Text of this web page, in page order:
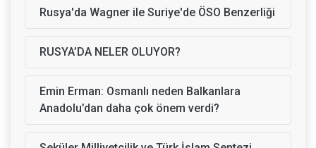
Rusya'da Wagner ile Suriye'de ÖSO Benzerliği
RUSYA’DA NELER OLUYOR?
Emin Erman: Osmanlı neden Balkanlara
Anadolu’dan daha çok önem verdi?